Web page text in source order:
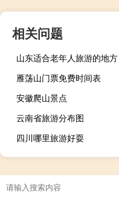
相关问题
山东适合老年人旅游的地方
雁荡山门票免费时间表
安徽爬山景点
云南省旅游分布图
四川哪里旅游好耍